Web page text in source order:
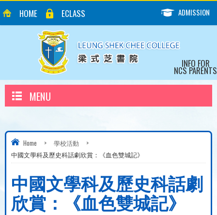
HOME ECLASS ADMISSION
INFO FOR
NCS PARENTS
MENU
Home > 學校活動
>
中國文學科及歷史科話劇欣賞：《血色雙城記》
中國文學科及歷史科話劇
欣賞：《血色雙城記》